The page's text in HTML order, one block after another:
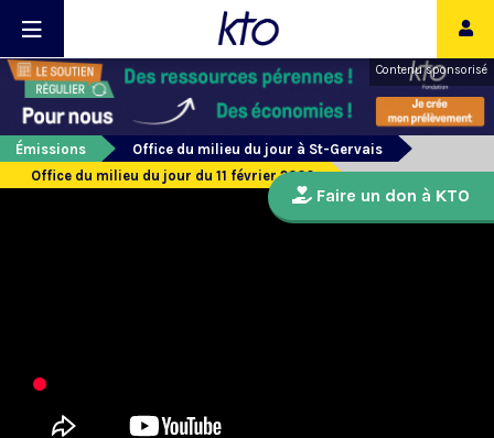
Contenu sponsorisé
Émissions
Office du milieu du jour à St-Gervais
Office du milieu du jour du 11 février 2020
Faire un don à KTO